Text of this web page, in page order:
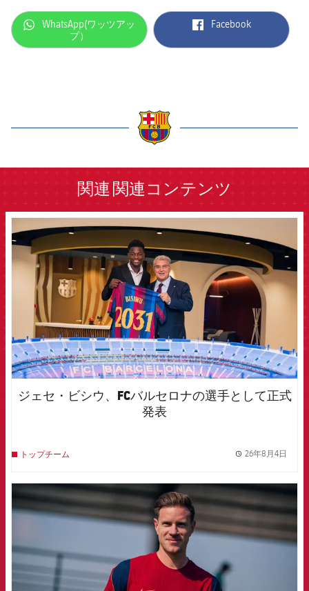
label.aria.whatsapp
WhatsApp(ワッツアッ
プ）
label.aria.facebook
Facebook
関連 関連コンテンツ
ジェセ・ビシウ、FCバルセロナの選手として正式
発表
トップチーム 26年8月4日
FCB Barcelona badge